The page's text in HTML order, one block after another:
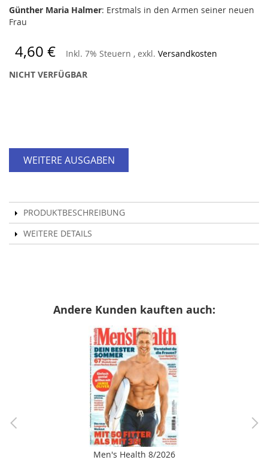
Günther Maria Halmer: Erstmals in den Armen seiner neuen
Frau
4,60 € Inkl. 7% Steuern , exkl. Versandkosten
NICHT VERFÜGBAR
WEITERE AUSGABEN
PRODUKTBESCHREIBUNG
WEITERE DETAILS
Andere Kunden kauften auch:
Men's Health 8/2026